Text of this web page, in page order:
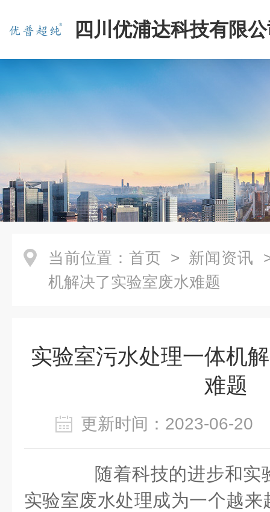
四川优浦达科技有限
当前位置： 首页 > 新闻资讯
机解决了实验室废水难题
实验室污水处理一体机
难题
更新时间：2023-06-
随着科技的进步和实
实验室废水处理成为一个越